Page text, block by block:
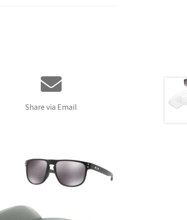
Share via Email